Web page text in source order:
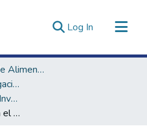
Log In (current)
Centro Nacional de Alimentación, Nutrición y Vida Saludable
Subdirección de Investigación y Tecnologías en Alimentación y Vida Saludable
Libro - Subdirección de Investigación y Tecnologías en Alimentación y Vida Saludable
Consejería nutricional en el marco de la atención integral de salud de la gestante y puérpera: guía técnica